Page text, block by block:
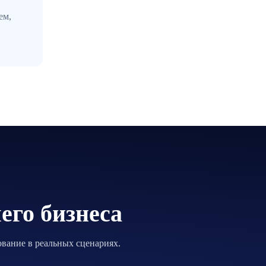
бизнеса
в реальных сценариях.